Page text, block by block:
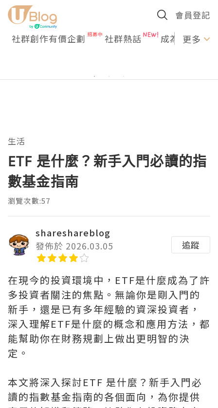
會員登記
社群創作有價企劃 社群熱話 成為U更多
生活
ETF 是什麼？新手入門必讀的指
數基金指南
瀏覽次數:57
shareshareblog
發佈於 2026.03.05
追蹤
在現今的投資環境中，ETF是什麼成為了許
多投資者關注的焦點。無論你是剛入門的
新手，還是已有多年經驗的資深投資者，
深入理解ETF是什麼的概念和應用方法，都
能幫助你在財務規劃上做出更明智的決
定。
本文將深入探討ETF 是什麼？新手入門必
讀的指數基金指南的各個面向，為你提供